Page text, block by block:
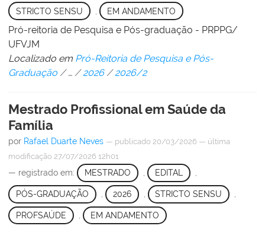
STRICTO SENSU EM ANDAMENTO
Pró-reitoria de Pesquisa e Pós-graduação - PRPPG/
UFVJM
Localizado em Pró-Reitoria de Pesquisa e Pós-
Graduação /… /2026 /2026/2
Mestrado Profissional em Saúde da
Família
por Rafael Duarte Neves — publicado 20/03/2026 — última
modificação 27/07/2026 12h01
— registrado em: MESTRADO , EDITAL ,
PÓS-GRADUAÇÃO 2026 STRICTO SENSU
PROFSAÚDE EM ANDAMENTO